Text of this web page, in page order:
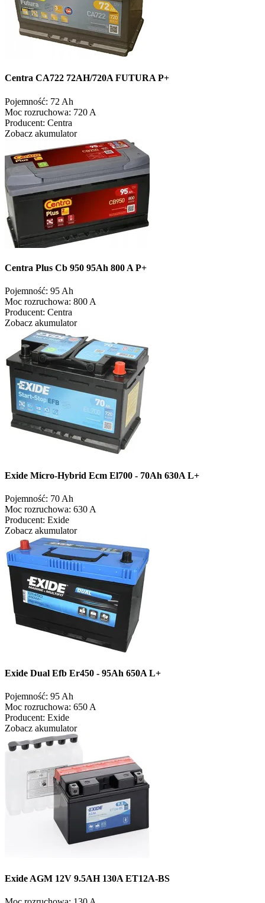
Centra CA722 72AH/720A FUTURA P+
Pojemność: 72 Ah
Moc rozruchowa: 720 A
Producent: Centra
Zobacz akumulator
Centra Plus Cb 950 95Ah 800 A P+
Pojemność: 95 Ah
Moc rozruchowa: 800 A
Producent: Centra
Zobacz akumulator
Exide Micro-Hybrid Ecm El700 - 70Ah 630A L+
Pojemność: 70 Ah
Moc rozruchowa: 630 A
Producent: Exide
Zobacz akumulator
Exide Dual Efb Er450 - 95Ah 650A L+
Pojemność: 95 Ah
Moc rozruchowa: 650 A
Producent: Exide
Zobacz akumulator
Exide AGM 12V 9.5AH 130A ET12A-BS